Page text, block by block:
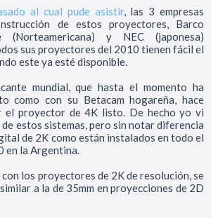
al cual pude asistir, las 3 empresas
de estos proyectores, Barco
(Norteamericana) y NEC (japonesa)
sus proyectores del 2010 tienen fácil el
este ya esté disponible.
mundial, que hasta el momento ha
como con su Betacam hogareña, hace
el proyector de 4K listo. De hecho yo vi
estos sistemas, pero sin notar diferencia
de 2K como están instalados en todo el
en la Argentina.
con los proyectores de 2K de resolución, se
a la de 35mm en proyecciones de 2D